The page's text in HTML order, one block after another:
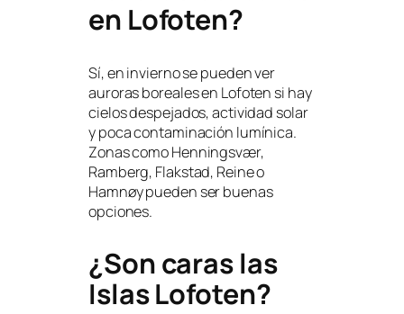
en Lofoten?
Sí, en invierno se pueden ver
auroras boreales en Lofoten si hay
cielos despejados, actividad solar
y poca contaminación lumínica.
Zonas como Henningsvær,
Ramberg, Flakstad, Reine o
Hamnøy pueden ser buenas
opciones.
¿Son caras las
Islas Lofoten?